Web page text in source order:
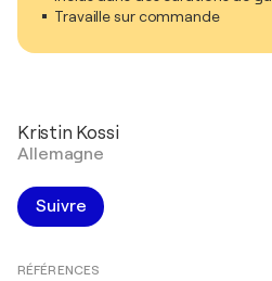
Travaille sur commande
Kristin Kossi
Allemagne
Suivre
RÉFÉRENCES